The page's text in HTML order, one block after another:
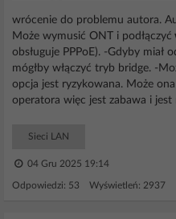
wrócenie do problemu autora.
Może wymusić ONT i podłączyć
obsługuje PPPoE). -Gdyby miał
mógłby włączyć tryb bridge. -
opcja jest ryzykowana. Może
operatora więc jest zabawa i jest
Sieci LAN
04 Gru 2025 19:14
Odpowiedzi: 53 Wyświetleń: 2937